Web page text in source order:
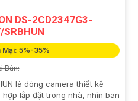
DS-2CD2347G3-
SRBHUN
Mại: 5%-35%
Bán:
là dòng camera thiết kế
lắp đặt trong nhà, nhìn ban